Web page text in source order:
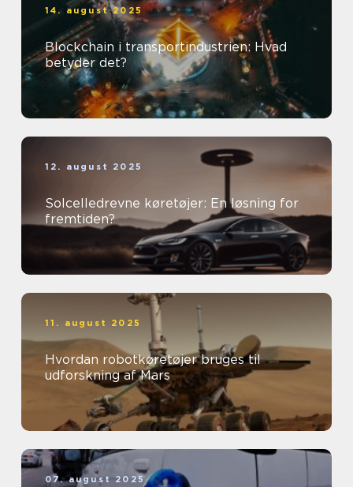
14. august 2025
Blockchain i transportindustrien: Hvad
betyder det?
12. august 2025
Solcelledrevne køretøjer: En løsning for
fremtiden?
11. august 2025
Hvordan robotkøretøjer bruges til
udforskning af Mars
07. august 2025